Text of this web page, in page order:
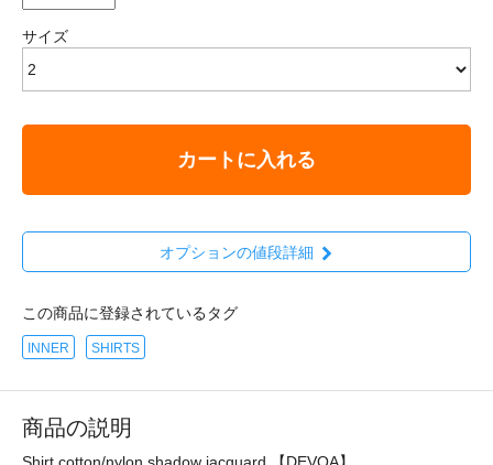
サイズ
カートに入れる
オプションの値段詳細
この商品に登録されているタグ
INNER SHIRTS
商品の説明